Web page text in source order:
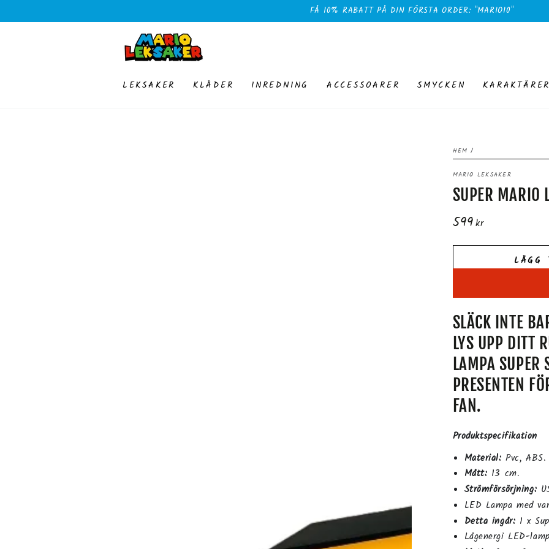
FÅ 10% RABATT PÅ DIN FÖRSTA ORDER: "MARIO10"
LEKSAKER KLÄDER INREDNING ACCESSOARER SMYCKEN
HEM /
MARIO LEKSAKER
SUPER MARIO
Ordinarie
599kr
LÄGG
SLÄCK INTE
LYS UPP DITT
LAMPA SUPER
PRESENTEN
FAN.
Produktspecifikation
Material:Pvc, ABS.
Mått: 13 cm.
Strömförsörjning:
LED Lampa med
Detta ingår: 1 x
Lågenergi LED-